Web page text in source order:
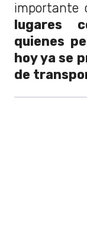
importante
lugares
quienes
hoy ya se
de